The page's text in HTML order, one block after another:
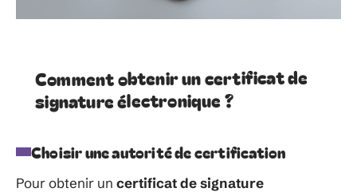
Comment obtenir un certificat de
signature électronique ?
Choisir une autorité de certification
Pour obtenir un certificat de signature